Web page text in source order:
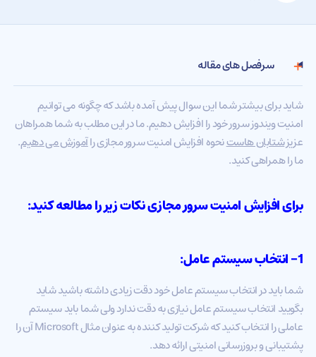
سرفصل های مقاله
شاید برای بیشتر شما این سوال پیش آمده باشد که چگونه می توانیم
امنیت ویندوز سرور خود را افزایش دهیم. ما در این مطلب به شما همراهان
عزیزشتابان هاستنحوه افزایش امنیت سرور مجازی راآموزش می دهیم.
ما را همراهی کنید.
برایافزایش امنیتسرور مجازی نکات زیر را مطالعه کنید:
1- انتخاب سیستم عامل:
شما باید در انتخاب سیستم عامل خود دقت زیادی داشته باشید شاید
بگویید انتخاب سیستم عامل نیازی به دقت ندارد ولی شما باید سیستم
عاملی را انتخاب کنید که شرکت تولید کننده به عنوان مثال Microsoft آن را
پشتیبانی و بروزرسانی امنیتی ارائه دهد.